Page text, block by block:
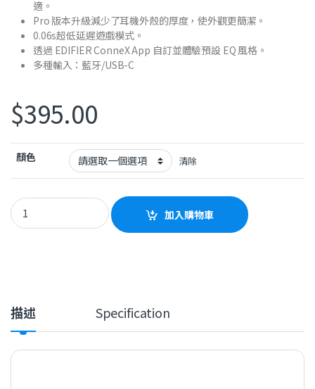
適。
Pro 版本升級減少了耳機外殼的厚度，使外觀更簡潔。
0.06s超低延遲遊戲模式。
透過 EDIFIER ConneX App 自訂並體驗預設 EQ 風格。
多種輸入：藍牙/USB-C
$395.00
顏色 清除
Edifier WH700NB ProOn-ear headphones quantity
加入購物車
描述 Specification